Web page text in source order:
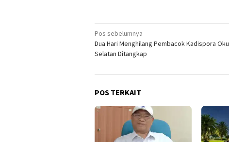
Navigasi
pos
Pos sebelumnya
Dua Hari Menghilang Pembacok Kadispora Oku
Selatan Ditangkap
POS TERKAIT